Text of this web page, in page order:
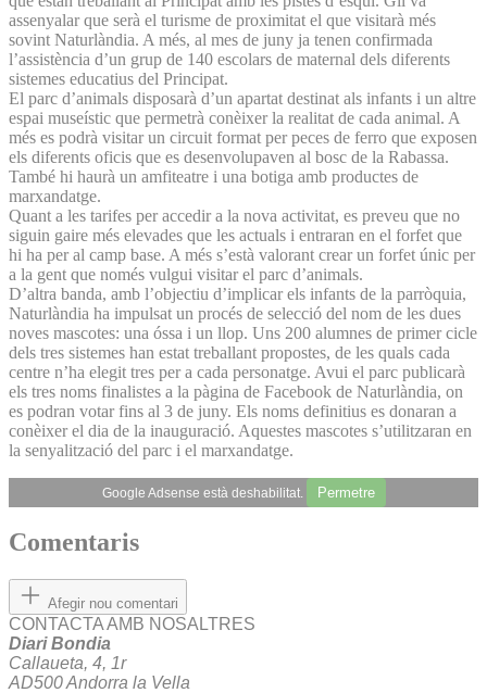
assenyalar que serà el turisme de proximitat el que visitarà més
sovint Naturlàndia. A més, al mes de juny ja tenen confirmada
l’assistència d’un grup de 140 escolars de maternal dels diferents
sistemes educatius del Principat.
El parc d’animals disposarà d’un apartat destinat als infants i un altre
espai museístic que permetrà conèixer la realitat de cada animal. A
més es podrà visitar un circuit format per peces de ferro que exposen
els diferents oficis que es desenvolupaven al bosc de la Rabassa.
També hi haurà un amfiteatre i una botiga amb productes de
marxandatge.
Quant a les tarifes per accedir a la nova activitat, es preveu que no
siguin gaire més elevades que les actuals i entraran en el forfet que
hi ha per al camp base. A més s’està valorant crear un forfet únic per
a la gent que només vulgui visitar el parc d’animals.
D’altra banda, amb l’objectiu d’implicar els infants de la parròquia,
Naturlàndia ha impulsat un procés de selecció del nom de les dues
noves mascotes: una óssa i un llop. Uns 200 alumnes de primer cicle
dels tres sistemes han estat treballant propostes, de les quals cada
centre n’ha elegit tres per a cada personatge. Avui el parc publicarà
els tres noms finalistes a la pàgina de Facebook de Naturlàndia, on
es podran votar fins al 3 de juny. Els noms definitius es donaran a
conèixer el dia de la inauguració. Aquestes mascotes s’utilitzaran en
la senyalització del parc i el marxandatge.
Google Adsense està deshabilitat. Permetre
Comentaris
Afegir nou comentari
CONTACTA AMB NOSALTRES
Diari Bondia
Callaueta, 4, 1r
AD500 Andorra la Vella